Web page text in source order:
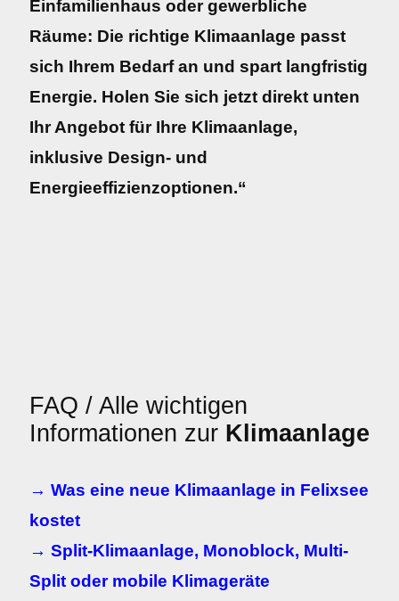
Einfamilienhaus oder gewerbliche
Räume: Die richtige Klimaanlage passt
sich Ihrem Bedarf an und spart langfristig
Energie. Holen Sie sich jetzt direkt unten
Ihr Angebot für Ihre Klimaanlage,
inklusive Design- und
Energieeffizienzoptionen.“
FAQ / Alle wichtigen
Informationen zur Klimaanlage
→ Was eine neue Klimaanlage in Felixsee
kostet
→ Split-Klimaanlage, Monoblock, Multi-
Split oder mobile Klimageräte